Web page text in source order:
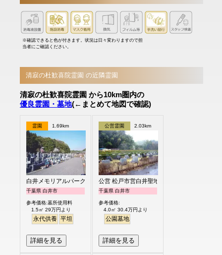
※確認できると色が付きます。状況は日々変わりますので担
当者にご確認ください。
清寂の杜歓喜院霊園 の近隣霊園
清寂の杜歓喜院霊園 から10km圏内の
優良霊園・墓地(←まとめて地図で確認)
霊園 1.69km
白井メモリアルパーク
千葉県 白井市
参考価格:墓所使用料
1.5㎡ 29万円より
永代供養 平坦
詳細を見る
公営霊園 2.03km
公営 松戸市営白井聖地公園
千葉県 白井市
参考価格:
4.0㎡ 30.4万円より
公園墓地
詳細を見る